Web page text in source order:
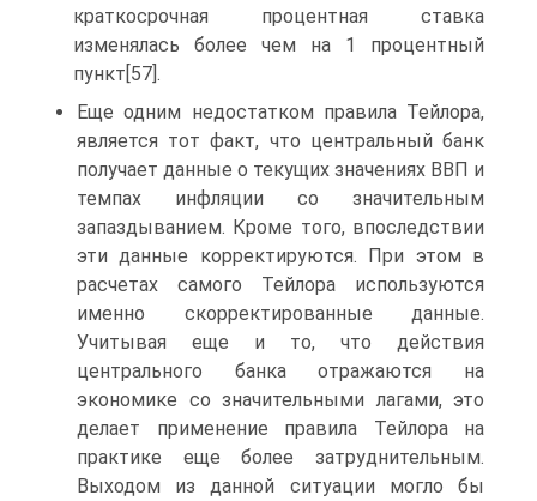
краткосрочная процентная ставка
изменялась более чем на 1 процентный
пункт[57].
Еще одним недостатком правила Тейлора,
является тот факт, что центральный банк
получает данные о текущих значениях ВВП и
темпах инфляции со значительным
запаздыванием. Кроме того, впоследствии
эти данные корректируются. При этом в
расчетах самого Тейлора используются
именно скорректированные данные.
Учитывая еще и то, что действия
центрального банка отражаются на
экономике со значительными лагами, это
делает применение правила Тейлора на
практике еще более затруднительным.
Выходом из данной ситуации могло бы